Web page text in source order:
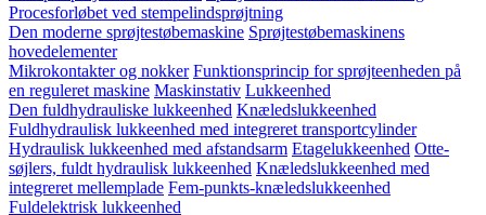
Procesforløbet ved stempelindsprøjtning
Den moderne sprøjtestøbemaskine Sprøjtestøbemaskinens
hovedelementer
Mikrokontakter og nokker Funktionsprincip for sprøjteenheden på
en reguleret maskine Maskinstativ Lukkeenhed
Den fuldhydrauliske lukkeenhed Knæledslukkeenhed
Fuldhydraulisk lukkeenhed med integreret transportcylinder
Hydraulisk lukkeenhed med afstandsarm Etagelukkeenhed Otte-
søjlers, fuldt hydraulisk lukkeenhed Knæledslukkeenhed med
integreret mellemplade Fem-punkts-knæledslukkeenhed
Fuldelektrisk lukkeenhed